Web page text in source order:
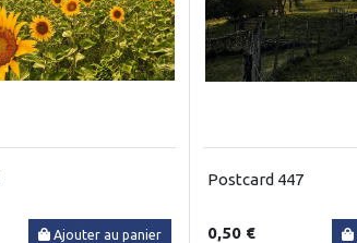
Ajouter au panier
Postcard 447
0,50 €